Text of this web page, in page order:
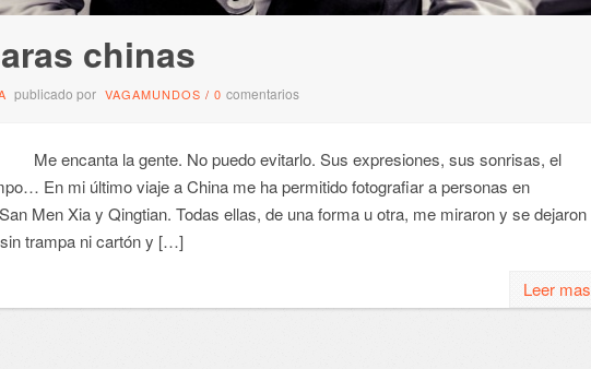
chinas
publicado por VAGAMUNDOS / 0 comentarios
Me encanta la gente. No puedo evitarlo. Sus expresiones, sus sonrisas, el
En mi último viaje a China me ha permitido fotografiar a personas en
Men Xia y Qingtian. Todas ellas, de una forma u otra, me miraron y se dejaron
trampa ni cartón y […]
Leer mas